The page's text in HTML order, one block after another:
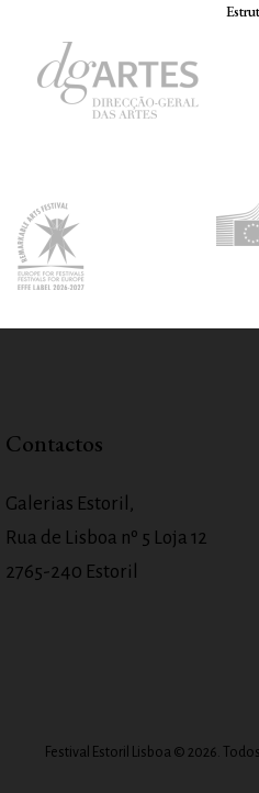
Contactos
Galerias Estoril,
Rua de Lisboa nº 5 Loja 12
2765-240 Estoril
Festival Estoril Lisboa © 2026.